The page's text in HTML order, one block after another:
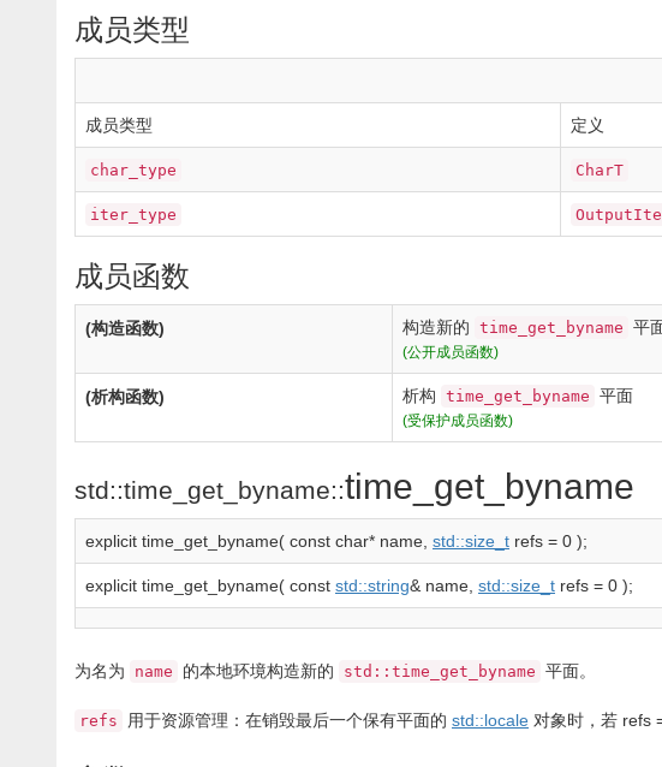
成员类型
成员类型 定义
char_type CharT
iter_type
成员函数
(构造函数) 构造新的 time_get_byname 平
(公开成员函数)
(析构函数) 析构 time_get_byname 平面
(受保护成员函数)
std::time_get_byname::time_get_byname
explicit time_get_byname( const char* name, std::size_t refs = 0 );
explicit time_get_byname( const std::string& name, std::size_t refs = 0 );
为名为 name 的本地环境构造新的 std::time_get_byname 平面。
refs 用于资源管理：在销毁最后一个保有平面的 std::locale 对象时，若 refs